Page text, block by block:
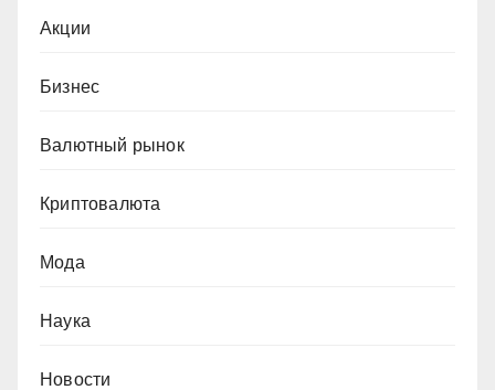
Акции
Бизнес
Валютный рынок
Криптовалюта
Мода
Наука
Новости